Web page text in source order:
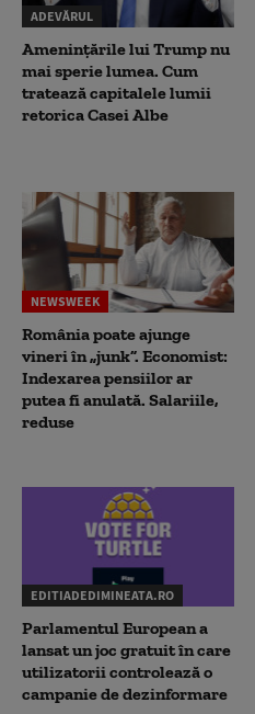
ADEVĂRUL
Amenințările lui Trump nu
mai sperie lumea. Cum
tratează capitalele lumii
retorica Casei Albe
NEWSWEEK
România poate ajunge
vineri în „junk”. Economist:
Indexarea pensiilor ar
putea fi anulată. Salariile,
reduse
EDITIADEDIMINEATA.RO
Parlamentul European a
lansat un joc gratuit în care
utilizatorii controlează o
campanie de dezinformare